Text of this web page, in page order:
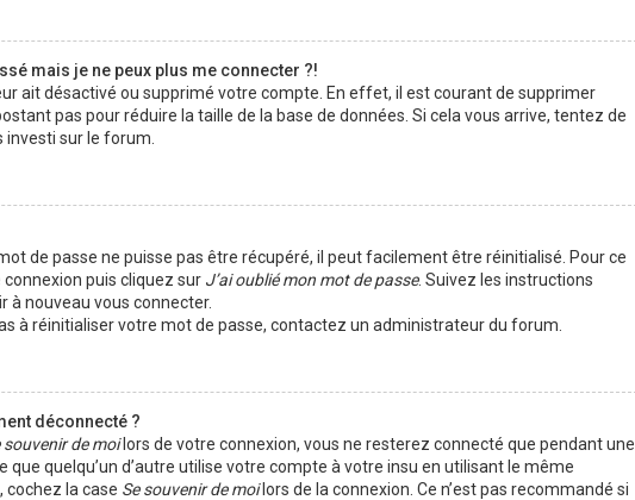
mais je ne peux plus me connecter ?!
ait désactivé ou supprimé votre compte. En effet, il est courant de supprimer
pas pour réduire la taille de la base de données. Si cela vous arrive, tentez de
sur le forum.
de passe ne puisse pas être récupéré, il peut facilement être réinitialisé. Pour ce
puis cliquez sur J’ai oublié mon mot de passe. Suivez les instructions
à nouveau vous connecter.
à réinitialiser votre mot de passe, contactez un administrateur du forum.
déconnecté ?
souvenir de moilors de votre connexion, vous ne resterez connecté que pendant une
que quelqu’un d’autre utilise votre compte à votre insu en utilisant le même
cochez la case Se souvenir de moilors de la connexion. Ce n’est pas recommandé si